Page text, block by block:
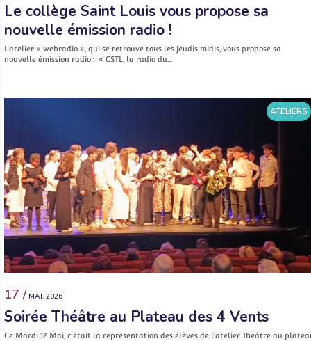
Le collège Saint Louis vous propose sa
nouvelle émission radio !
L’atelier « webradio », qui se retrouve tous les jeudis midis, vous propose sa
nouvelle émission radio : « CSTL, la radio du…
ATELIERS
17 / MAI. 2026
Soirée Théâtre au Plateau des 4 Vents
Ce Mardi 12 Mai, c’était la représentation des élèves de l’atelier Théâtre au